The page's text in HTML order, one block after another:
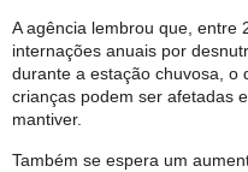
A agência lembrou que, entre
internações anuais por
durante a estação chuvosa, o
crianças podem ser afetadas
mantiver.
Também se espera um